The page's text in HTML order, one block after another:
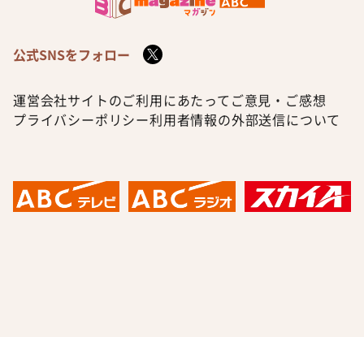
公式SNSをフォロー
運営会社サイトのご利用にあたって ご意見・ご感想
プライバシーポリシー利用者情報の外部送信について